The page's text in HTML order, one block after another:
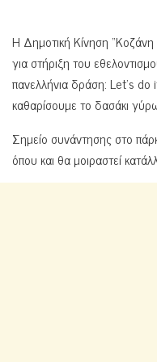
Η Δημοτική Κίνηση “Κοζάνη
για στήριξη του
πανελλήνια δράση: Let’s
καθαρίσουμε το δασάκι
Σημείο συνάντησης στο
όπου και θα μοιραστεί